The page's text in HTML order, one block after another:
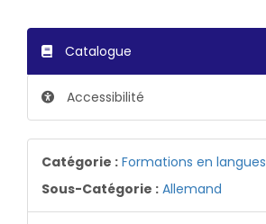
Catalogue
Accessibilité
Catégorie : Formations en langues
Sous-Catégorie : Allemand